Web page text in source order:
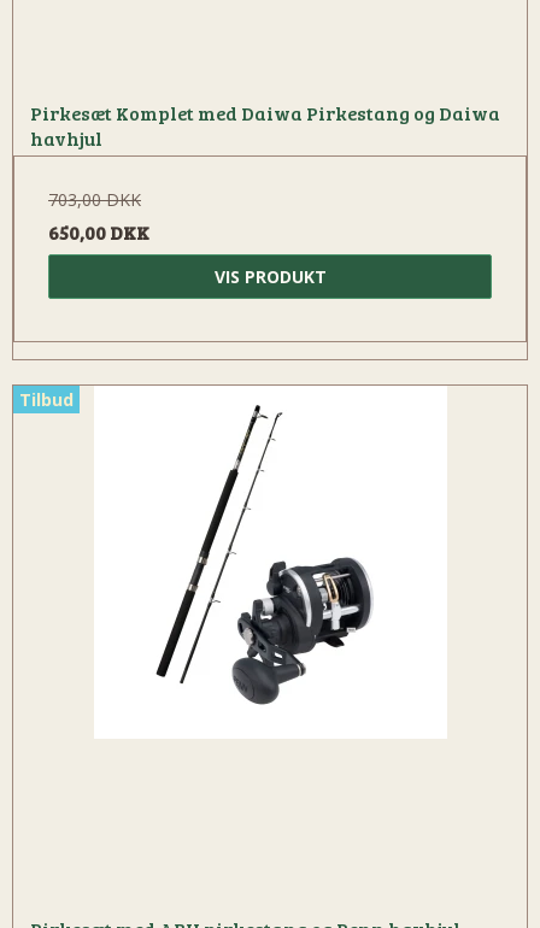
Pirkesæt Komplet med Daiwa Pirkestang og Daiwa
havhjul
703,00 DKK
650,00 DKK
VIS PRODUKT
Tilbud